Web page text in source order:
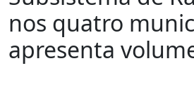
nos quatro
apresenta